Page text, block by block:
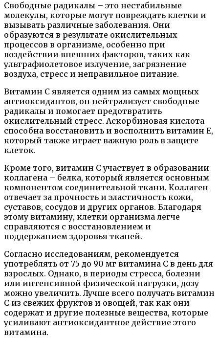
Свободные радикалы – это нестабильные
молекулы, которые могут повреждать клетки и
вызывать различные заболевания. Они
образуются в результате окислительных
процессов в организме, особенно при
воздействии внешних факторов, таких как
ультрафиолетовое излучение, загрязнение
воздуха, стресс и неправильное питание.
Витамин C является одним из самых мощных
антиоксидантов, он нейтрализует свободные
радикалы и помогает предотвратить
окислительный стресс. Аскорбиновая кислота
способна восстановить и восполнить витамин E,
который также играет важную роль в защите
клеток.
Кроме того, витамин C участвует в образовании
коллагена – белка, который является основным
компонентом соединительной ткани. Коллаген
отвечает за прочность и эластичность кожи,
суставов, сосудов и других органов. Благодаря
этому витамину, клетки организма легче
справляются с восстановлением и
поддержанием здоровья тканей.
Согласно исследованиям, рекомендуется
употреблять от 75 до 90 мг витамина C в день для
взрослых. Однако, в периоды стресса, болезни
или интенсивной физической нагрузки, дозу
можно увеличить. Лучше всего получать витамин
C из свежих фруктов и овощей, так как они
содержат и другие полезные вещества, которые
усиливают антиоксидантное действие этого
витамина.